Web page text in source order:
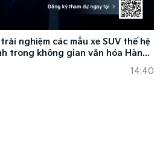
nghiệm các mẫu xe SUV thế hệ
trong không gian văn hóa Hàn
14:40